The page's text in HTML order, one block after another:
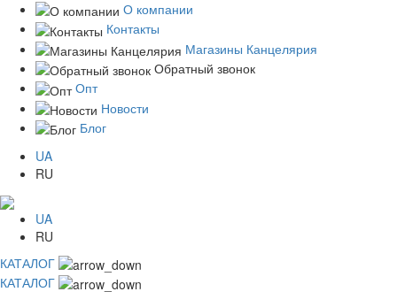
О компании
Контакты
Магазины Канцелярия
Обратный звонок
Опт
Новости
Блог
UA
RU
UA
RU
КАТАЛОГ
КАТАЛОГ